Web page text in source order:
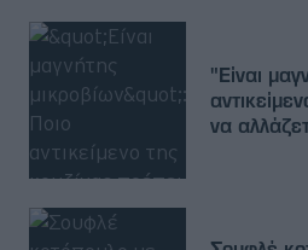
"Είναι
να